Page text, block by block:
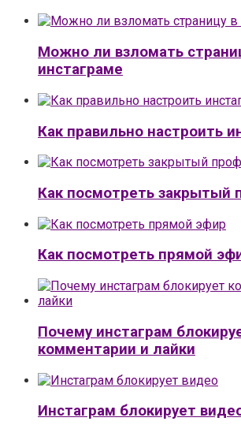
Можно ли взломать
инстаграме
Как правильно настроить
Как посмотреть закрытый
Как посмотреть прямой
Почему инстаграм
комментарии и лайки
Инстаграм блокирует